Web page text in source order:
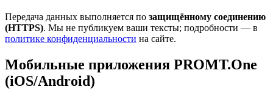
Передача данных выполняется по защищённому соединению
(HTTPS). Мы не публикуем ваши тексты; подробности — в
политике конфиденциальности на сайте.
Мобильные приложения PROMT.One
(iOS/Android)